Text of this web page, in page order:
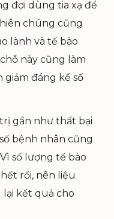
đợi dùng tia xạ để
chúng cũng
lành và tế bào
này cũng làm
giảm đáng kể số
trị gần như thất bại
bệnh nhân cũng
số lượng tế bào
rồi, nên liệu
kết quả cho